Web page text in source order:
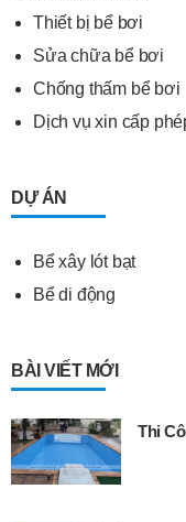
Thiết bị bể bơi
Sửa chữa bể bơi
Chống thấm bể bơi
Dịch vụ xin cấp
DỰ ÁN
Bể xây lót bạt
Bể di động
BÀI VIẾT MỚI
Thi